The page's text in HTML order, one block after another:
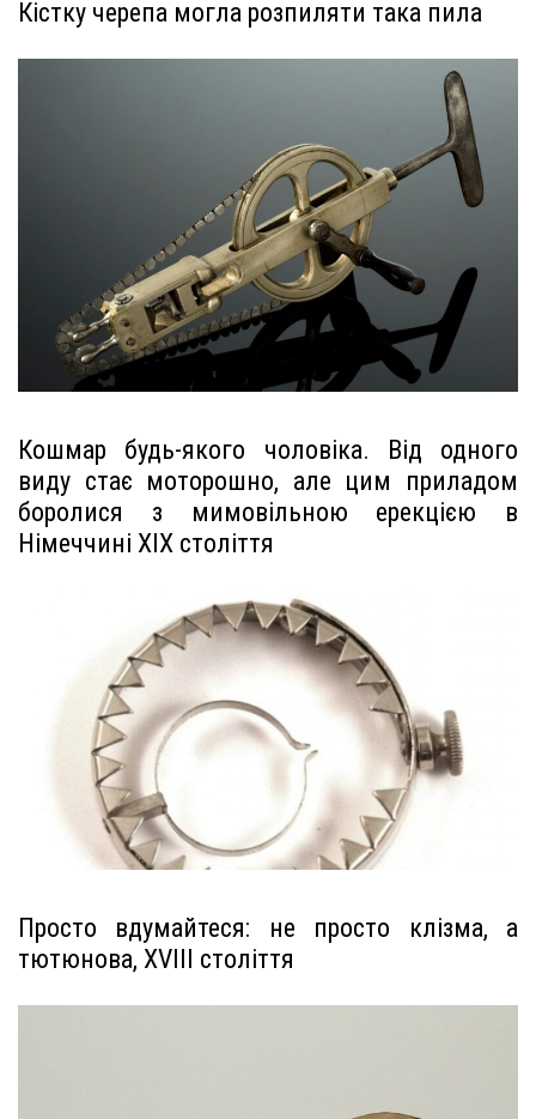
Кістку черепа могла розпиляти така пила
Кошмар будь-якого чоловіка. Від одного
виду стає моторошно, але цим приладом
боролися з мимовільною ерекцією в
Німеччині ХІХ століття
Просто вдумайтеся: не просто клізма, а
тютюнова, XVIII століття